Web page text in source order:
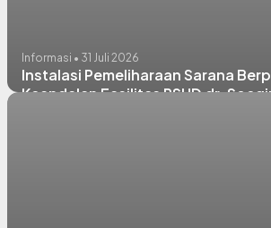
Informasi • 31 Juli 2026
Instalasi Pemeliharaan Sarana
Keandalan Fasilitas RSUD dr.